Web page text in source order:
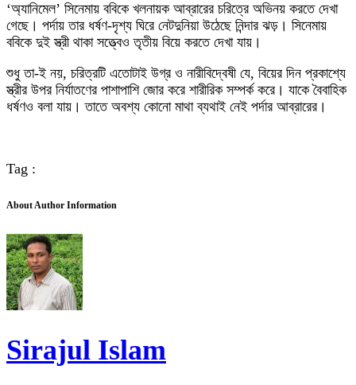
‘অ্যানিমেল’ সিনেমায় ববিকে খলনায়ক আব্রারের চরিত্রে অভিনয় করতে দেখা
গেছে। পর্দায় তার ধর্ষণ-দৃশ্য ঘিরে নেটদুনিয়া উঠেছে নিন্দার ঝড়। সিনেমায়
ববিকে দুই স্ত্রী থাকা সত্ত্বেও তৃতীয় বিয়ে করতে দেখা যায়।
শুধু তা-ই নয়, চরিত্রটি এতোটাই উগ্র ও নারীবিদ্বেষী যে, বিয়ের দিন প্রকাশ্যে
স্ত্রীর উপর নির্যাতণের পাশাপাশি জোর করে শারীরিক সম্পর্ক করে। যাকে বৈবাহিক
ধর্ষণও বলা যায়। তাতে অবশ্য কোনো মাথা ব্যথাই নেই পর্দার আব্রারের।
Tag :
About Author Information
Sirajul Islam